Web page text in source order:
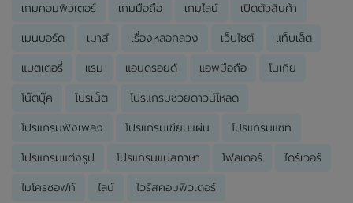
เกมคอมพิวเตอร์ เกมมือถือ เกมไลน์ เปิดตัวสินค้า
เมนบอร์ด เมาส์ เรื่องหลอกลวง เว็บไซต์ แท็บเล็ต
แบตเตอรี่ แรม แอนดรอยด์ แอพมือถือ โนเกีย
โน๊ตบุ๊ค โปรเน็ต โปรแกรมช่วยดาวน์โหลด
โปรแกรมฟังเพลง โปรแกรมเขียนแผ่น โปรแกรมแชท
โปรแกรมแต่งรูป โปรแกรมแปลภาษา โฟลเดอร์ ไดร์เวอร์
ไมโครซอฟท์ ไลน์ ไวรัสคอมพิวเตอร์